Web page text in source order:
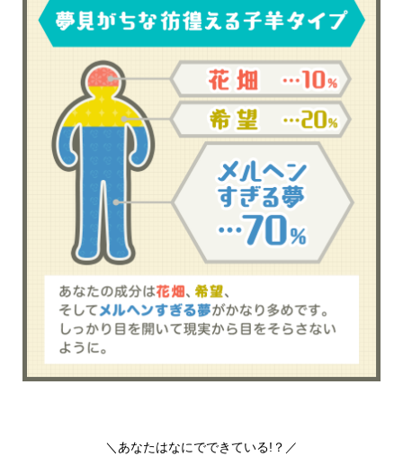
＼あなたはなにでできている!？／